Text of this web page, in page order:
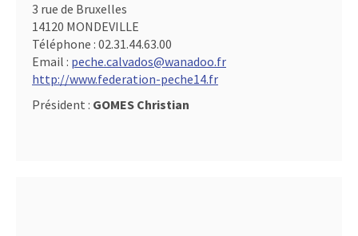
3 rue de Bruxelles
14120 MONDEVILLE
Téléphone : 02.31.44.63.00
Email : peche.calvados@wanadoo.fr
http://www.federation-peche14.fr
Président : GOMES Christian